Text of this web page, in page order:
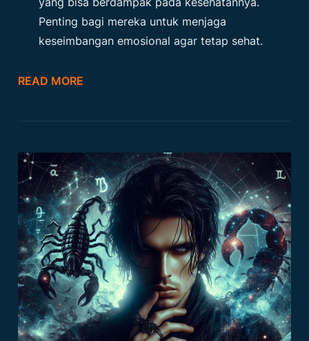
Penting bagi mereka untuk menjaga
keseimbangan emosional agar tetap sehat.
READ MORE